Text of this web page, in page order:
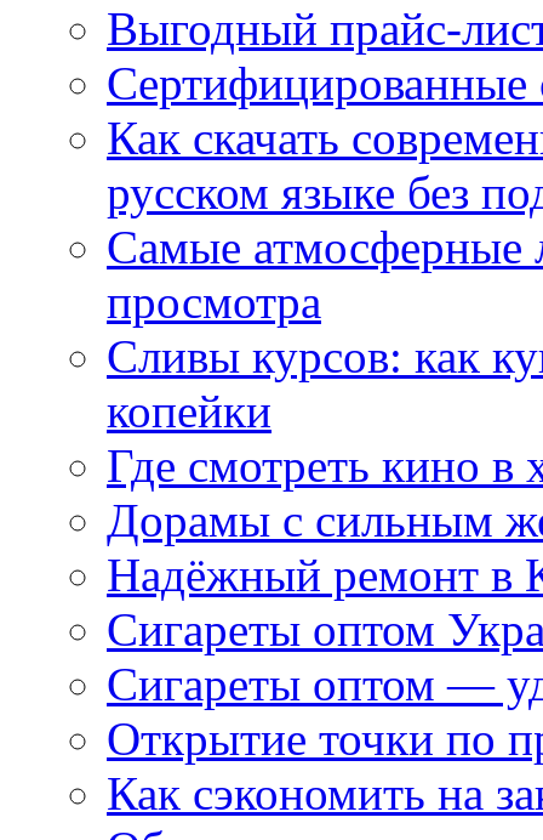
Выгодный прайс-
Как скачать
русском языке без
Самые атмосферные
просмотра
Сливы курсов: как
копейки
Где смотреть кино в
Дорамы с сильным
Надёжный ремонт в
Сигареты оптом
Сигареты оптом —
Открытие точки по
Как сэкономить на